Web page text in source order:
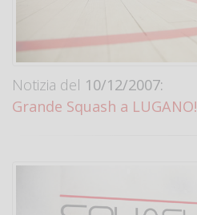
Notizia del 10/12/2007:
Grande Squash a LUGANO!